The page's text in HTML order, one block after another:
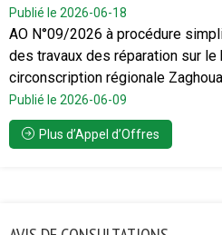
Publié le 2026-06-18
AO N°09/2026 à procédure
des travaux des réparation sur le
circonscription régionale
Publié le 2026-06-09
Plus d’Appel d’Offres